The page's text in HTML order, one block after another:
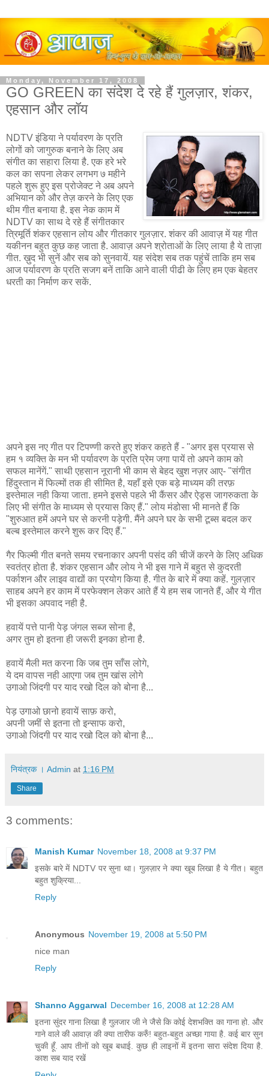
Monday, November 17, 2008
GO GREEN का संदेश दे रहे हैं गुलज़ार, शंकर,
एहसान और लॉय
NDTV इंडिया ने पर्यावरण के प्रति
लोगों को जागुरुक बनाने के लिए अब
संगीत का सहारा लिया है. एक हरे भरे
कल का सपना लेकर लगभग ७ महीने
पहले शुरू हुए इस प्रोजेक्ट ने अब अपने
अभियान को और तेज़ करने के लिए एक
थीम गीत बनाया है. इस नेक काम में
NDTV का साथ दे रहे हैं संगीतकार
त्रिमूर्ति शंकर एहसान लोय और गीतकार गुलज़ार. शंकर की आवाज़ में यह गीत
यकीनन बहुत कुछ कह जाता है. आवाज़ अपने श्रोताओं के लिए लाया है ये ताज़ा
गीत. ख़ुद भी सुनें और सब को सुनवायें. यह संदेश सब तक पहुंचें ताकि हम सब
आज पर्यावरण के प्रति सजग बनें ताकि आने वाली पीढी के लिए हम एक बेहतर
धरती का निर्माण कर सकें.
अपने इस नए गीत पर टिपण्णी करते हुए शंकर कहते हैं - "अगर इस प्रयास से
हम १ व्यक्ति के मन भी पर्यावरण के प्रति प्रेम जगा पायें तो अपने काम को
सफल मानेंगें." साथी एहसान नूरानी भी काम से बेहद खुश नज़र आए- "संगीत
हिंदुस्तान में फिल्मों तक ही सीमित है, यहाँ इसे एक बड़े माध्यम की तरफ़
इस्तेमाल नही किया जाता. हमने इससे पहले भी कैंसर और ऐड्स जागरुकता के
लिए भी संगीत के माध्यम से प्रयास किए हैं." लोय मंडोसा भी मानते हैं कि
"शुरुआत हमें अपने घर से करनी पड़ेगी. मैंने अपने घर के सभी टूब्स बदल कर
बल्ब इस्तेमाल करने शुरू कर दिए हैं."
गैर फिल्मी गीत बनते समय रचनाकार अपनी पसंद की चीजें करने के लिए अधिक
स्वतंत्र होता है. शंकर एहसान और लोय ने भी इस गाने में बहुत से कुदरती
पर्काशन और लाइव वाद्यों का प्रयोग किया है. गीत के बारे में क्या कहें. गुलज़ार
साहब अपने हर काम में परफेक्शन लेकर आते हैं ये हम सब जानते हैं, और ये गीत
भी इसका अपवाद नही है.
हवायें पत्ते पानी पेड़ जंगल सब्ज सोना है,
अगर तुम हो इतना ही जरूरी इनका होना है.
हवायें मैली मत करना कि जब तुम साँस लोगे,
ये दम वापस नही आएगा जब तुम खांस लोगे
उगाओ जिंदगी पर याद रखो दिल को बोना है...
पेड़ उगाओ छानो हवायें साफ़ करो,
अपनी जमीं से इतना तो इन्साफ करो,
उगाओ जिंदगी पर याद रखो दिल को बोना है...
नियंत्रक । Admin at 1:16 PM
Share
3 comments:
Manish Kumar November 18, 2008 at 9:37 PM
इसके बारे में NDTV पर सुना था। गुलज़ार ने क्या खूब लिखा है ये गीत। बहुत
बहुत शुक्रिया...
Reply
Anonymous November 19, 2008 at 5:50 PM
nice man
Reply
Shanno Aggarwal December 16, 2008 at 12:28 AM
इतना सुंदर गाना लिखा है गुलजार जी ने जैसे कि कोई देशभक्ति का गाना हो. और
गाने वाले की आवाज़ की क्या तारीफ करुँ! बहुत-बहुत अच्छा गाया है. कई बार सुन
चुकी हूँ. आप तीनों को खूब बधाई. कुछ ही लाइनों में इतना सारा संदेश दिया है.
काश सब याद रखें